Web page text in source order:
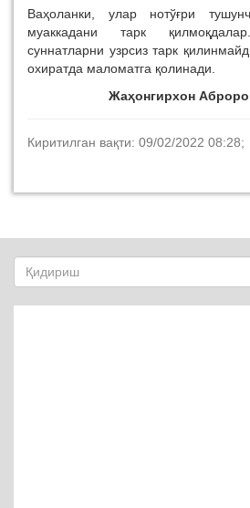
Ваҳоланки, улар нотўғри
муаккадани тарк
суннатларни узрсиз тарк
охиратда маломатга қолинади.
Жаҳонгирхон
Киритилган вақти: 09/02/2022